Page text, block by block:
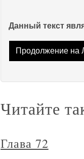
Данный текст
Продолжение на
Читайте
Глава 72